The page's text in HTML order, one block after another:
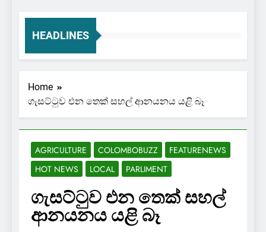
HEADLINES
Home
ගැසට්ටුව එන තෙක් සහල් ආනයනය යළි බෑ
AGRICULTURE COLOMBOBUZZ
FEATURENEWS
HOT NEWS
LOCAL PARLIMENT
ගැසට්ටුව එන තෙක් සහල්
ආනයනය යළි බෑ